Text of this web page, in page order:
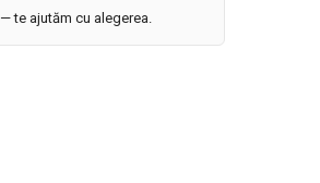
— te ajutăm cu alegerea.